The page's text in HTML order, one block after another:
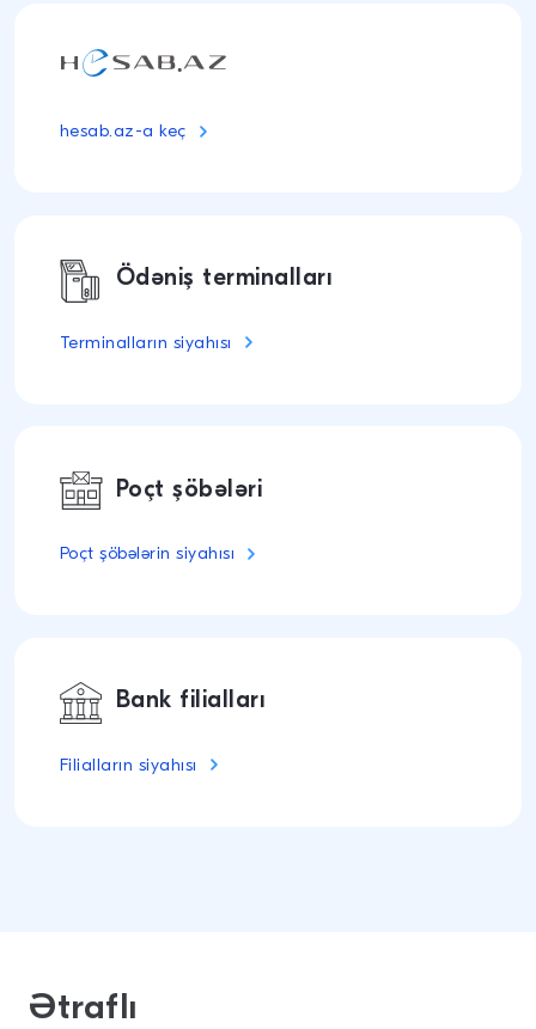
hesab.az-a keç
Ödəniş terminalları
Terminalların siyahısı
Poçt şöbələri
Poçt şöbələrin siyahısı
Bank filialları
Filialların siyahısı
Ətraflı